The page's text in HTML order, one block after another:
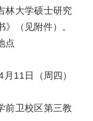
林大学硕士研究
（见附件）。
点
11日（周四）
前卫校区第三教